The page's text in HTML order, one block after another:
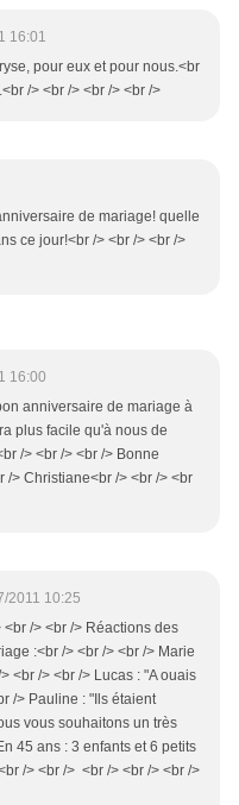
16:01
pour eux et pour nous.<br
/> <br /> <br /> <br />
de mariage! quelle
ce jour!<br /> <br /> <br />
16:00
anniversaire de mariage à
plus facile qu'à nous de
/> <br /> <br /> Bonne
/> Christiane<br /> <br /> <br
2011 10:25
/> <br /> Réactions des
:<br /> <br /> <br /> Marie
<br /> <br /> Lucas : "A ouais
/> Pauline : "Ils étaient
vous souhaitons un très
45 ans : 3 enfants et 6 petits
/> <br /> <br /> <br /> <br />